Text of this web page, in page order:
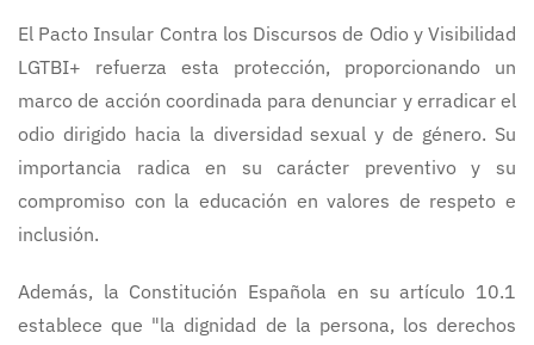
El Pacto Insular Contra los Discursos de Odio y Visibilidad
LGTBI+ refuerza esta protección, proporcionando un
marco de acción coordinada para denunciar y erradicar el
odio dirigido hacia la diversidad sexual y de género. Su
importancia radica en su carácter preventivo y su
compromiso con la educación en valores de respeto e
inclusión.
Además, la Constitución Española en su artículo 10.1
establece que "la dignidad de la persona, los derechos